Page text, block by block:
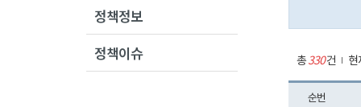
정책정보
정책이슈
총330건 현
순번